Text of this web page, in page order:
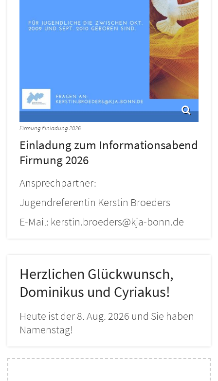
Firmung Einladung 2026
Einladung zum Informationsabend
Firmung 2026
Ansprechpartner:
Jugendreferentin Kerstin Broeders
E-Mail: kerstin.broeders@kja-bonn.de
Herzlichen Glückwunsch,
Dominikus und Cyriakus!
Heute ist der 8. Aug. 2026 und Sie haben
Namenstag!